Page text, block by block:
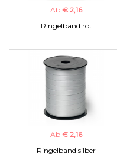
Ab € 2,16
Ringelband rot
Ab € 2,16
Ringelband silber